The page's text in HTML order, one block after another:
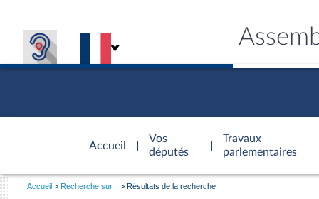
Accueil
d'accueil
Vos
députés
Travaux
parlementaires
Vous
Accueil Recherche sur... Résultats de la recherche